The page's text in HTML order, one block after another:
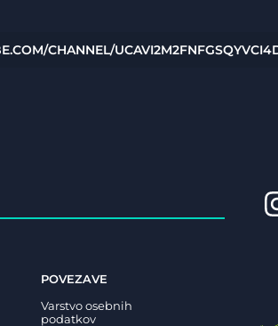
CHANNEL/
POVEZAVE
Varstvo osebnih
podatkov